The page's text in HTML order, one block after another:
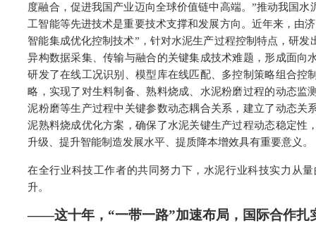
度融合，促进我国产业迈向全球价值链中高端。”推动我国
工智能等先进技术是重要技术支撑和发展方向。近年来，由
智能集成优化控制技术”，针对水泥生产过程控制特点，研
异构数据采集、传输与融合的关键集成技术难题，形成面向
研发了在线工况识别、模型库在线匹配、多控制策略组合控
略，实现了对生料制备、熟料烧成、水泥粉磨过程的动态监
泥粉磨等生产过程中关键参数动态耦合关系，建立了动态关
泥熟料烧成优化方案，确保了水泥关键生产过程动态稳定性
升级、提升智能制造发展水平、提质降本增效具有重要意义。
在全行业科技工作者的共同努力下，水泥行业科技实力从
升。
——这十年，“一带一路”加速布局，国际合作扎